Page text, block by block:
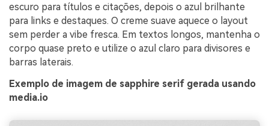
escuro para títulos e citações, depois o azul brilhante
para links e destaques. O creme suave aquece o layout
sem perder a vibe fresca. Em textos longos, mantenha o
corpo quase preto e utilize o azul claro para divisores e
barras laterais.
Exemplo de imagem de sapphire serif gerada usando
media.io